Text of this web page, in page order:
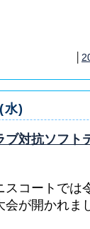
水)
ブ対抗ソフト
スコートでは
会が開かれま